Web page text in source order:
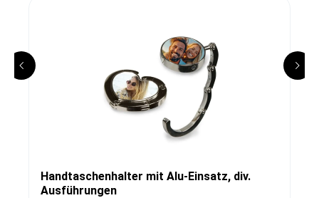
Handtaschenhalter mit Alu-Einsatz, div.
Ausführungen